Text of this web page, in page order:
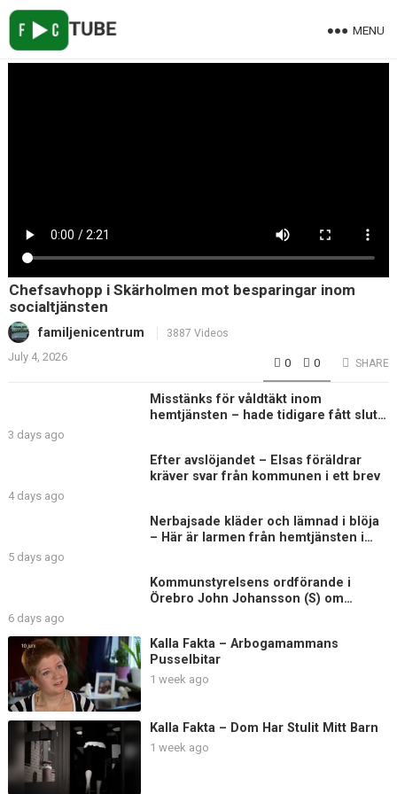
MENU
Chefsavhopp i Skärholmen mot besparingar inom
socialtjänsten
familjenicentrum 3887 Videos
July 4, 2026 0 0 SHARE
Misstänks för våldtäkt inom
hemtjänsten – hade tidigare fått sluta
3 days ago
Efter avslöjandet – Elsas föräldrar
kräver svar från kommunen i ett brev
4 days ago
Nerbajsade kläder och lämnad i blöja
– Här är larmen från hemtjänsten i
5 days ago
Kommunstyrelsens ordförande i
Örebro John Johansson (S) om
6 days ago
Kalla Fakta – Arbogamammans
Pusselbitar
1 week ago
Kalla Fakta – Dom Har Stulit Mitt Barn
1 week ago